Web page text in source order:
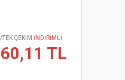
ÇEKİM İNDİRİMLİ
TL